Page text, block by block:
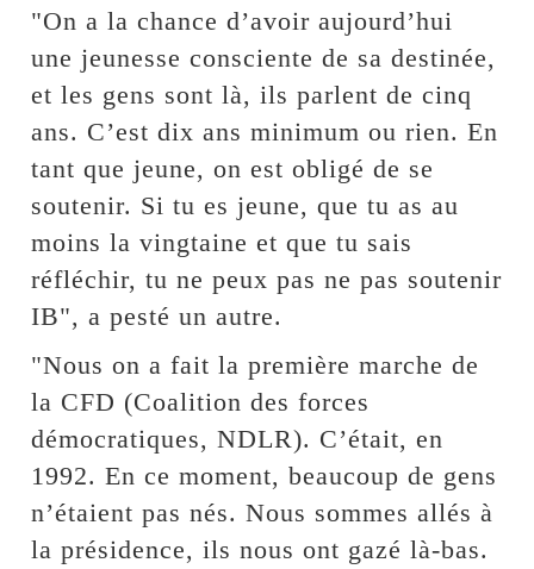
"On a la chance d’avoir aujourd’hui
une jeunesse consciente de sa destinée,
et les gens sont là, ils parlent de cinq
ans. C’est dix ans minimum ou rien. En
tant que jeune, on est obligé de se
soutenir. Si tu es jeune, que tu as au
moins la vingtaine et que tu sais
réfléchir, tu ne peux pas ne pas soutenir
IB", a pesté un autre.
"Nous on a fait la première marche de
la CFD (Coalition des forces
démocratiques, NDLR). C’était, en
1992. En ce moment, beaucoup de gens
n’étaient pas nés. Nous sommes allés à
la présidence, ils nous ont gazé là-bas.